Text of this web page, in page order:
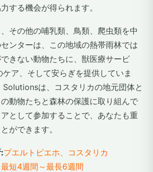
する機会が得られます。
その他の哺乳類、鳥類、爬虫類を中
ンターは、この地域の熱帯雨林では
きない動物たちに、獣医療サービ
ア、そして安らぎを提供していま
は、コスタリカの地元団体と
動物たちと森林の保護に取り組んで
として参加することで、あなたも重
ができます。
プエルトビエホ、コスタリカ
最短4週間～最長6週間